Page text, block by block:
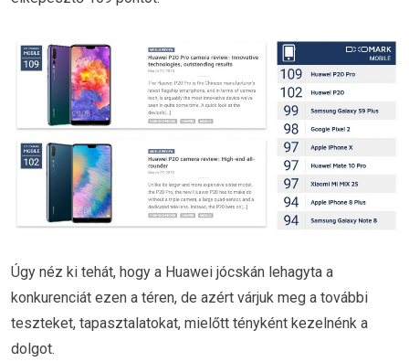
Úgy néz ki tehát, hogy a Huawei jócskán lehagyta a
konkurenciát ezen a téren, de azért várjuk meg a további
teszteket, tapasztalatokat, mielőtt tényként kezelnénk a
dolgot.